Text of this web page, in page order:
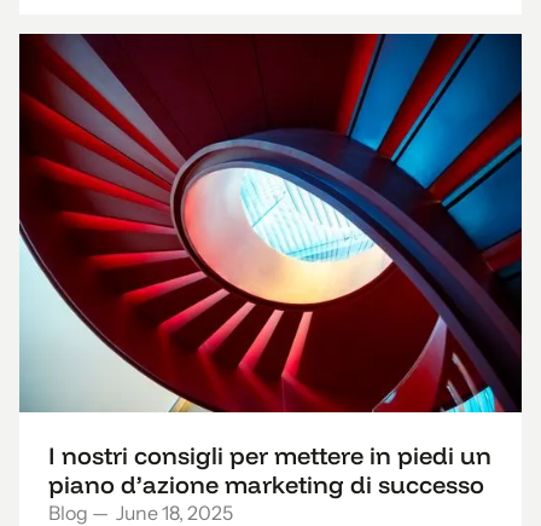
I nostri consigli per mettere in piedi un
piano d’azione marketing di successo
Blog — June 18, 2025